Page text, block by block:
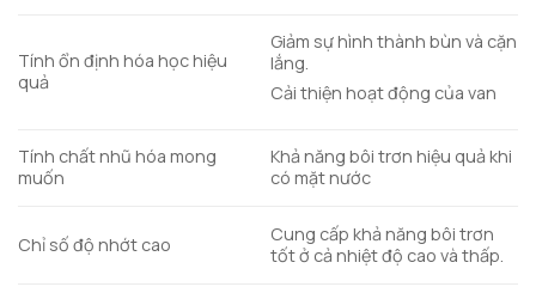
Tính ổn định hóa học hiệu
quả
Giảm sự hình thành bùn và cặn
lắng.
Cải thiện hoạt động của van
Tính chất nhũ hóa mong
muốn
Khả năng bôi trơn hiệu quả khi
có mặt nước
Chỉ số độ nhớt cao
Cung cấp khả năng bôi trơn
tốt ở cả nhiệt độ cao và thấp.